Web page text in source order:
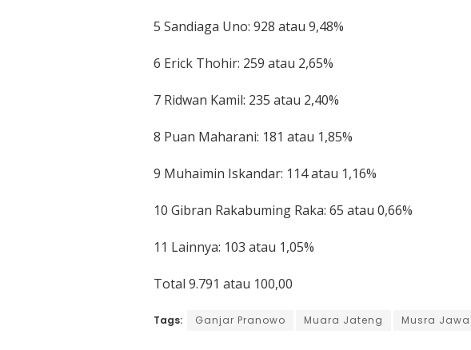
5 Sandiaga Uno: 928 atau 9,48%
6 Erick Thohir: 259 atau 2,65%
7 Ridwan Kamil: 235 atau 2,40%
8 Puan Maharani: 181 atau 1,85%
9 Muhaimin Iskandar: 114 atau 1,16%
10 Gibran Rakabuming Raka: 65 atau 0,66%
11 Lainnya: 103 atau 1,05%
Total 9.791 atau 100,00
Tags: Ganjar Pranowo Muara Jateng Musra